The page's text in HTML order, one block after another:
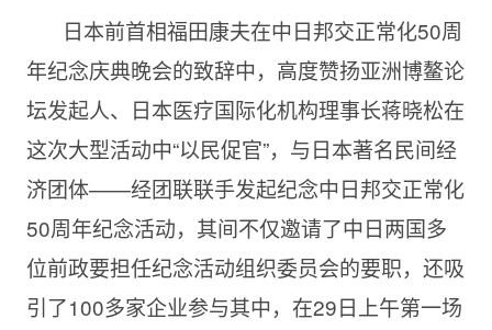
日本前首相福田康夫在中日邦交正常化50周
年纪念庆典晚会的致辞中，高度赞扬亚洲博鳌论
坛发起人、日本医疗国际化机构理事长蒋晓松在
这次大型活动中“以民促官”，与日本著名民间经
济团体——经团联联手发起纪念中日邦交正常化
50周年纪念活动，其间不仅邀请了中日两国多
位前政要担任纪念活动组织委员会的要职，还吸
引了100多家企业参与其中，在29日上午第一场